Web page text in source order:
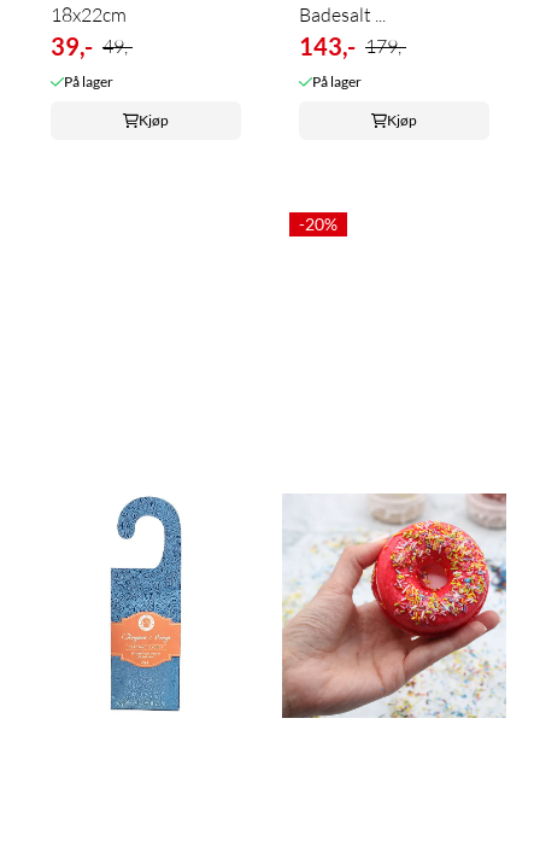
18x22cm
39,- 49,-
På lager
Kjøp
Badesalt ...
143,- 179,-
På lager
Kjøp
-20%